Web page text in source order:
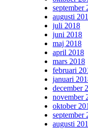
september
augusti
juli 2018
juni 2018
maj 2018
april 2018
mars 2018
februari
januari
december
november
oktober
september
augusti